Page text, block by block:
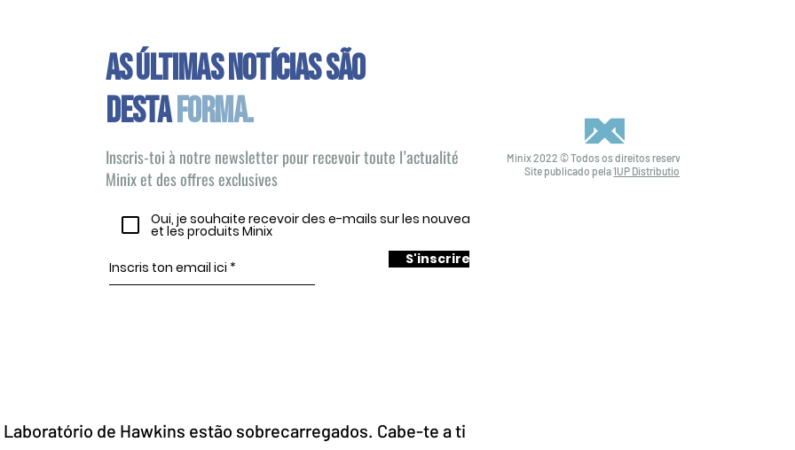
As últimas notícias são
destaforma.
Inscris-toi à notre newsletter pour recevoir toute l’actualité
Minix et des offres exclusives
Oui, je souhaite recevoir des e-mails sur les nouveautés
et les produits Minix
S'inscrire
Minix 2022 © Todos os direitos reservados
Site publicado pela1UP Distribution
Laboratório de Hawkins estão sobrecarregados. Cabe-te a ti